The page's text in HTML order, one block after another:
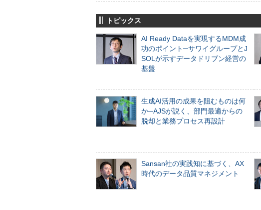
トピックス
AI Ready Dataを実現するMDM成
功のポイント─サワイグループとJ
SOLが示すデータドリブン経営の
基盤
生成AI活用の成果を阻むものは何
か─AJSが説く、部門最適からの
脱却と業務プロセス再設計
Sansan社の実践知に基づく、AX
時代のデータ品質マネジメント